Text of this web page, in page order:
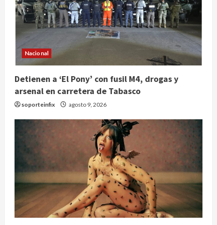
Nacional
Detienen a ‘El Pony’ con fusil M4, drogas y
arsenal en carretera de Tabasco
soporteinfix agosto 9, 2026